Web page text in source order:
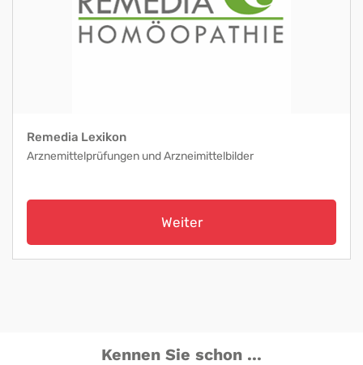
Remedia Lexikon
Arznemittelprüfungen und Arzneimittelbilder
Weiter
Kennen Sie schon ...